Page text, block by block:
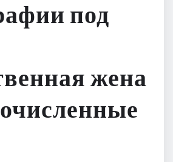
под
жена